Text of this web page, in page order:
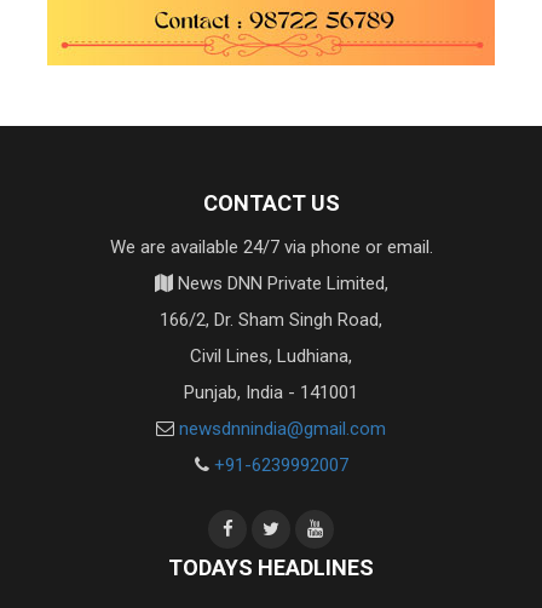
CONTACT US
We are available 24/7 via phone or email.
News DNN Private Limited,
166/2, Dr. Sham Singh Road,
Civil Lines, Ludhiana,
Punjab, India - 141001
newsdnnindia@gmail.com
+91-6239992007
TODAYS HEADLINES